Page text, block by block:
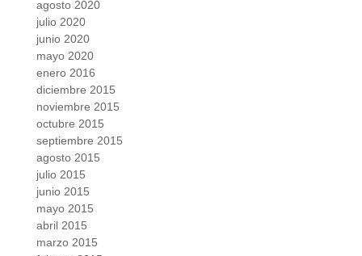
agosto 2020
julio 2020
junio 2020
mayo 2020
enero 2016
diciembre 2015
noviembre 2015
octubre 2015
septiembre 2015
agosto 2015
julio 2015
junio 2015
mayo 2015
abril 2015
marzo 2015